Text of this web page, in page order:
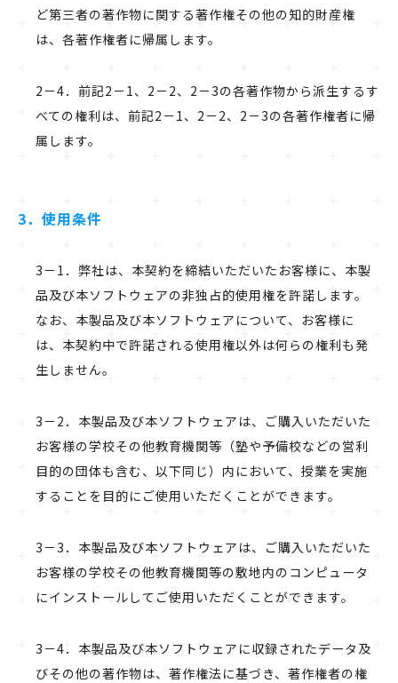
ど第三者の著作物に関する著作権その他の知的財産権
は、各著作権者に帰属します。
2－4．前記2－1、2－2、2－3の各著作物から派生するす
べての権利は、前記2－1、2－2、2－3の各著作権者に帰
属します。
3．使用条件
3－1．弊社は、本契約を締結いただいたお客様に、本製
品及び本ソフトウェアの非独占的使用権を許諾します。
なお、本製品及び本ソフトウェアについて、お客様に
は、本契約中で許諾される使用権以外は何らの権利も発
生しません。
3－2．本製品及び本ソフトウェアは、ご購入いただいた
お客様の学校その他教育機関等（塾や予備校などの営利
目的の団体も含む、以下同じ）内において、授業を実施
することを目的にご使用いただくことができます。
3－3．本製品及び本ソフトウェアは、ご購入いただいた
お客様の学校その他教育機関等の敷地内のコンピュータ
にインストールしてご使用いただくことができます。
3－4．本製品及び本ソフトウェアに収録されたデータ及
びその他の著作物は、著作権法に基づき、著作権者の権